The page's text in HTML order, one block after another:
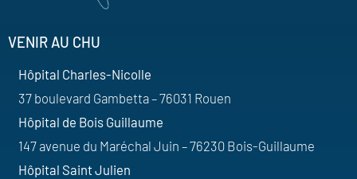
VENIR AU CHU
Hôpital Charles-Nicolle
37 boulevard Gambetta – 76031 Rouen
Hôpital de Bois Guillaume
147 avenue du Maréchal Juin – 76230 Bois-Guillaume
Hôpital Saint Julien